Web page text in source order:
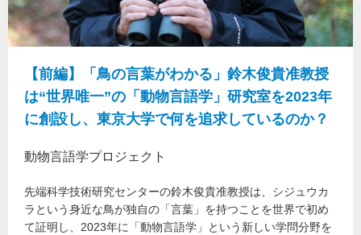
【前編】「鳥の言葉がわかる」鈴木俊貴准教授
は“世界唯一”の「動物言語学」研究室を2023年
に創設し、東京大学で何を追求しているのか？
動物言語学プロジェクト
先端科学技術研究センターの鈴木俊貴准教授は、シジュウカ
ラという身近な鳥が独自の「言葉」を持つことを世界で初め
て証明し、2023年に「動物言語学」という新しい学問分野を